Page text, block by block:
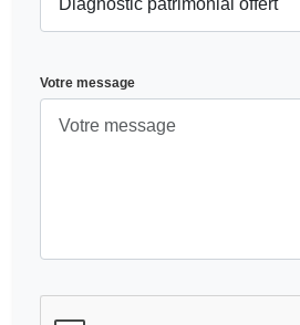
Votre message